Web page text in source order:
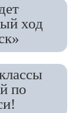
ход
по